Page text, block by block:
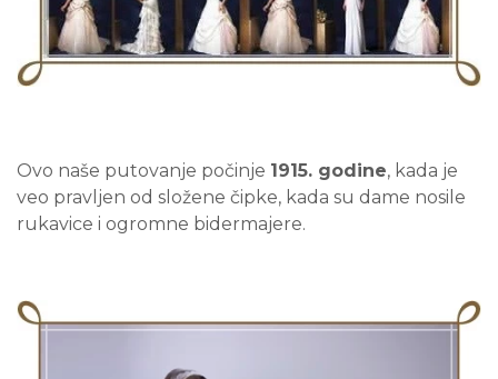
Ovo naše putovanje počinje 1915. godine, kada je
veo pravljen od složene čipke, kada su dame nosile
rukavice i ogromne bidermajere.